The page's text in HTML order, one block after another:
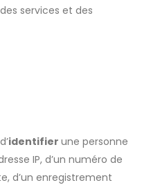
services et des
identifier une personne
IP, d’un numéro de
d’un enregistrement